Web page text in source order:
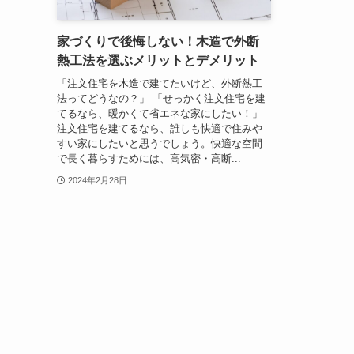
家づくりで後悔しない！木造で外断
熱工法を選ぶメリットとデメリット
「注文住宅を木造で建てたいけど、外断熱工
法ってどうなの？」 「せっかく注文住宅を建
てるなら、暖かくて省エネな家にしたい！」
注文住宅を建てるなら、誰しも快適で住みや
すい家にしたいと思うでしょう。快適な空間
で長く暮らすためには、高気密・高断...
2024年2月28日